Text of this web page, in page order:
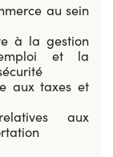
au sein
à la gestion
et la
aux taxes et
aux